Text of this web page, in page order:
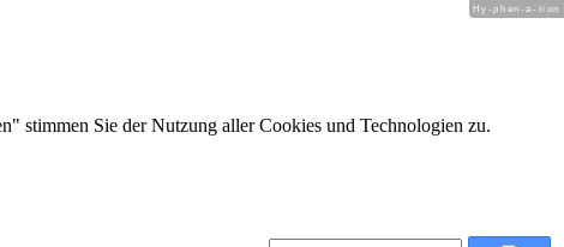
stimmen Sie der Nutzung aller Cookies und Technologien zu.
Hy-phen-a-tion